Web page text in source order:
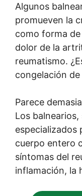
Algunos
promueven la
como forma
dolor de la
reumatismo.
congelación
Parece
Los
especializados
cuerpo entero
síntomas del
inflamación, la